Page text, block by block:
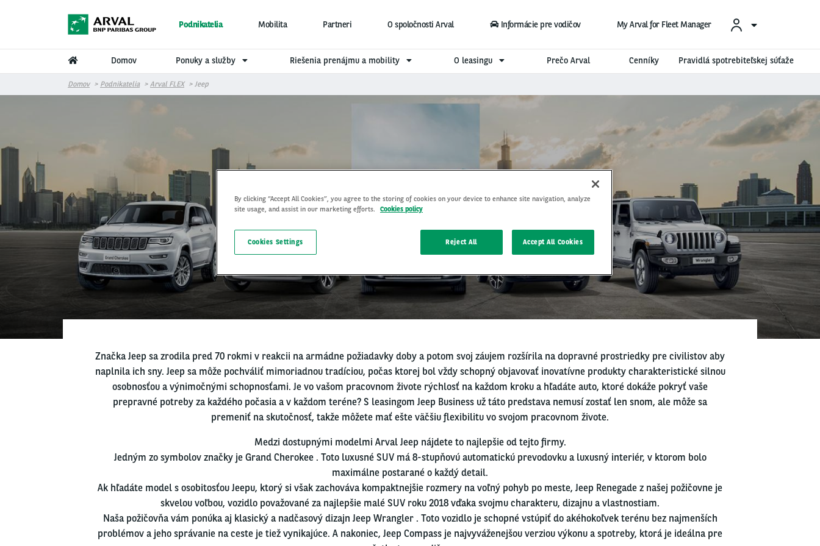
Podnikatelia Mobilita Partneri O spoločnosti Arval Informácie pre vodičov My Arval for Fleet Manager
Domov Ponuky a služby Riešenia prenájmu a mobility O leasingu Prečo Arval Cenníky Pravidlá spotrebiteľskej súťaže
Domov Podnikatelia Arval FLEX Jeep
Jeep
Značka Jeep sa zrodila pred 70 rokmi v reakcii na armádne požiadavky doby a potom svoj záujem rozšírila na dopravné prostriedky pre civilistov aby
naplnila ich sny. Jeep sa môže pochváliť mimoriadnou tradíciou, počas ktorej bol vždy schopný objavovať inovatívne produkty charakteristické silnou
osobnosťou a výnimočnými schopnosťami. Je vo vašom pracovnom živote rýchlosť na každom kroku a hľadáte auto, ktoré dokáže pokryť vaše
prepravné potreby za každého počasia a v každom teréne? S leasingom Jeep Business už táto predstava nemusí zostať len snom, ale môže sa
premeniť na skutočnosť, takže môžete mať ešte väčšiu flexibilitu vo svojom pracovnom živote.
Medzi dostupnými modelmi Arval Jeep nájdete to najlepšie od tejto firmy.
Jedným zo symbolov značky je Grand Cherokee . Toto luxusné SUV má 8-stupňovú automatickú prevodovku a luxusný interiér, v ktorom bolo
maximálne postarané o každý detail.
Ak hľadáte model s osobitosťou Jeepu, ktorý si však zachováva kompaktnejšie rozmery na voľný pohyb po meste, Jeep Renegade z našej požičovne je
skvelou voľbou, vozidlo považované za najlepšie malé SUV roku 2018 vďaka svojmu charakteru, dizajnu a vlastnostiam.
Naša požičovňa vám ponúka aj klasický a nadčasový dizajn Jeep Wrangler . Toto vozidlo je schopné vstúpiť do akéhokoľvek terénu bez najmenších
problémov a jeho správanie na ceste je tiež vynikajúce. A nakoniec, Jeep Compass je najvyváženejšou verziou výkonu a spotreby, ktorá je ideálna pre
By clicking “Accept All Cookies”, you agree to the storing of cookies on your device to enhance site navigation, analyze
site usage, and assist in our marketing efforts.
Cookies policy
Reject All Accept All Cookies
Cookies Settings